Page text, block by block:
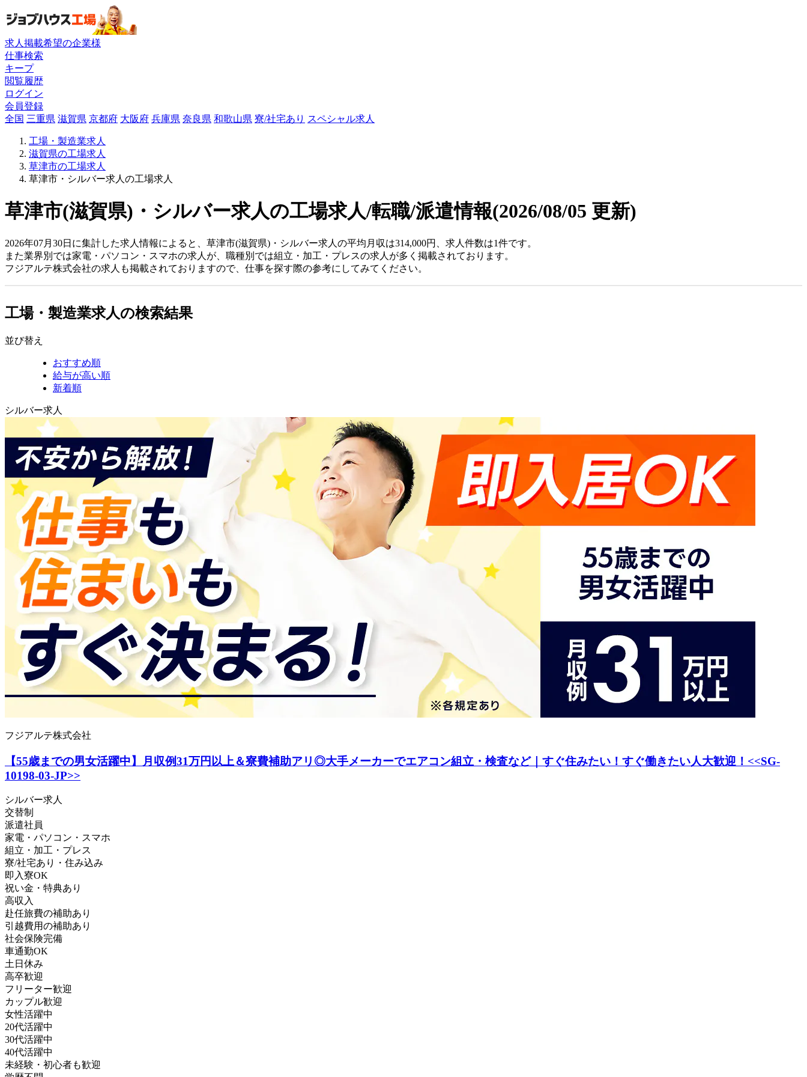
求人掲載希望の企業様
仕事検索
キープ
閲覧履歴
ログイン
会員登録
全国 三重県 滋賀県 京都府 大阪府 兵庫県 奈良県 和歌山県 寮/社宅あり スペシャル求人
工場・製造業求人
滋賀県の工場求人
草津市の工場求人
草津市・シルバー求人の工場求人
草津市(滋賀県)・シルバー求人の工場求人/転職/派遣情報(2026/08/05 更新)
2026年07月30日に集計した求人情報によると、草津市(滋賀県)・シルバー求人の平均月収は314,000円、求人件数は1件です。
また業界別では家電・パソコン・スマホの求人が、職種別では組立・加工・プレスの求人が多く掲載されております。
フジアルテ株式会社の求人も掲載されておりますので、仕事を探す際の参考にしてみてください。
工場・製造業求人の検索結果
並び替え
おすすめ順
給与が高い順
新着順
シルバー求人
フジアルテ株式会社
【55歳までの男女活躍中】月収例31万円以上＆寮費補助アリ◎大手メーカーでエアコン組立・検査など｜すぐ住みたい！すぐ働きたい人大歓迎！<<SG-
10198-03-JP>>
シルバー求人
交替制
派遣社員
家電・パソコン・スマホ
組立・加工・プレス
寮/社宅あり・住み込み
即入寮OK
祝い金・特典あり
高収入
赴任旅費の補助あり
引越費用の補助あり
社会保険完備
車通勤OK
土日休み
高卒歓迎
フリーター歓迎
カップル歓迎
女性活躍中
20代活躍中
30代活躍中
40代活躍中
未経験・初心者も歓迎